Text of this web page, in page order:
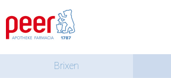
Brixen